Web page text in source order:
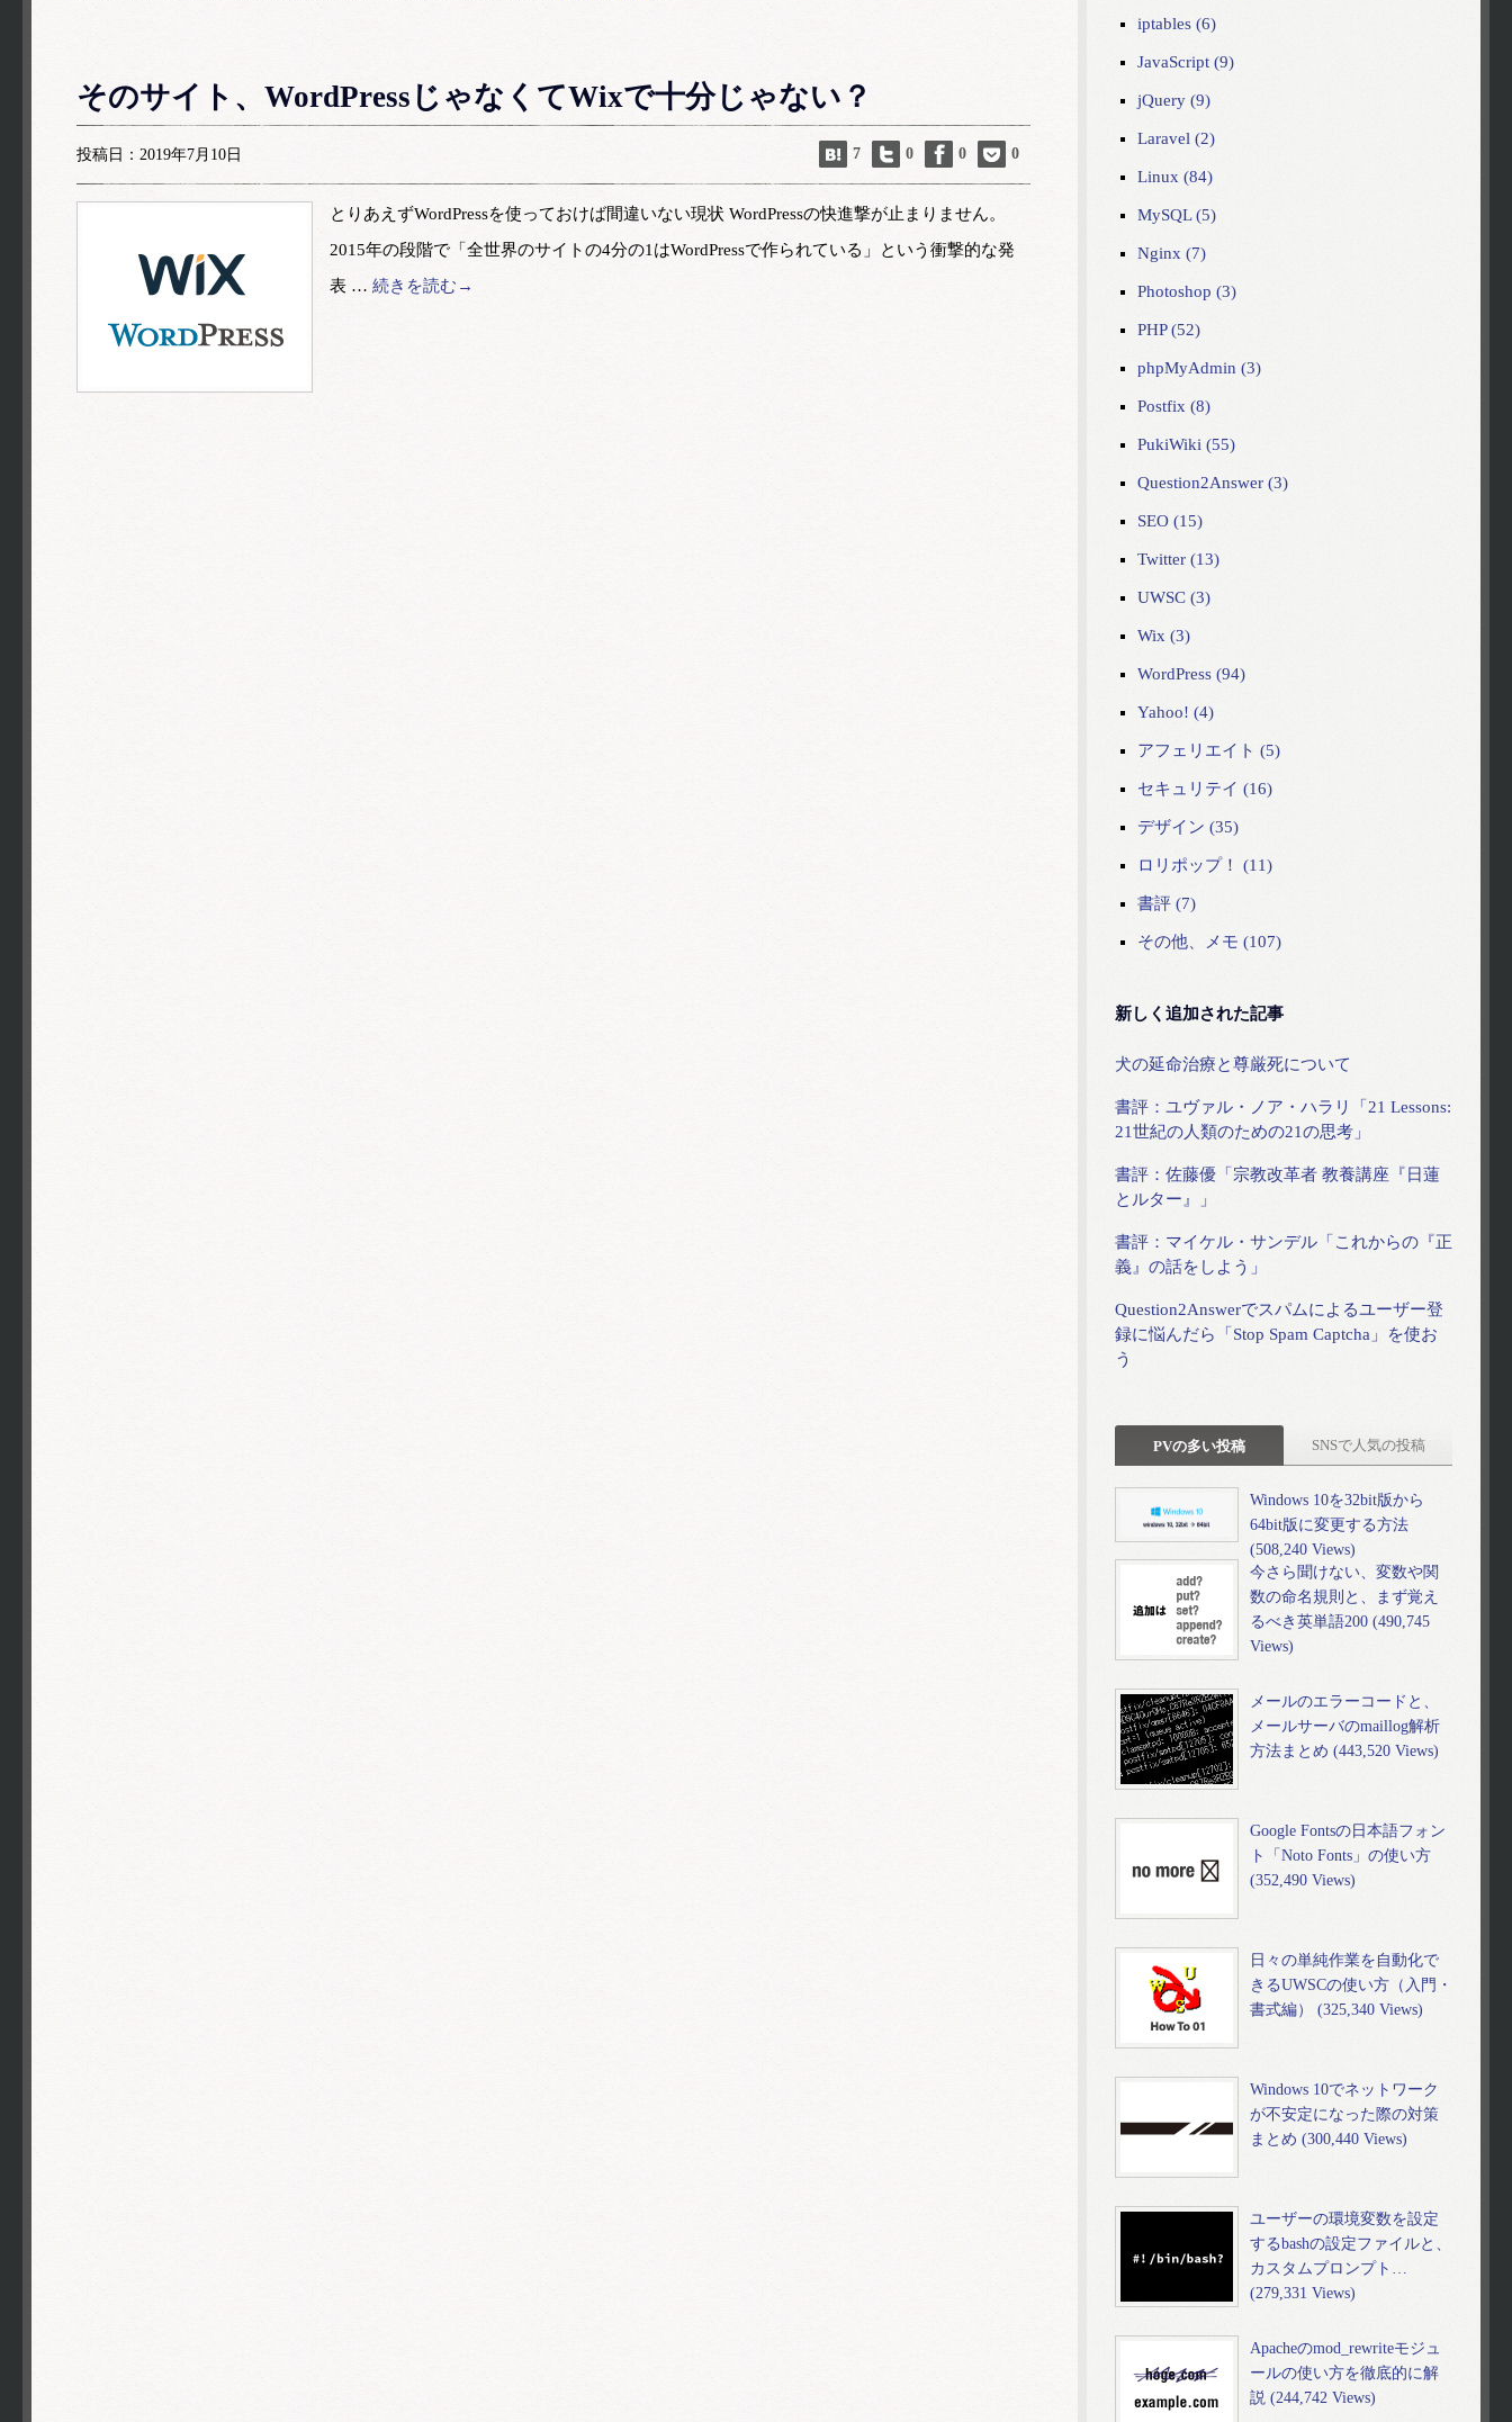
そのサイト、WordPressじゃなくてWixで十分じゃない？
投稿日：2019年7月10日 7 0 0 0
とりあえずWordPressを使っておけば間違いない現状 WordPressの快進撃が止まりません。
2015年の段階で「全世界のサイトの4分の1はWordPressで作られている」という衝撃的な発
表 … 続きを読む→
iptables (6)
JavaScript (9)
jQuery (9)
Laravel (2)
Linux (84)
MySQL (5)
Nginx (7)
Photoshop (3)
PHP (52)
phpMyAdmin (3)
Postfix (8)
PukiWiki (55)
Question2Answer (3)
SEO (15)
Twitter (13)
UWSC (3)
Wix (3)
WordPress (94)
Yahoo! (4)
アフェリエイト (5)
セキュリテイ (16)
デザイン (35)
ロリポップ！ (11)
書評 (7)
その他、メモ (107)
新しく追加された記事
犬の延命治療と尊厳死について
書評：ユヴァル・ノア・ハラリ「21 Lessons:
21世紀の人類のための21の思考」
書評：佐藤優「宗教改革者 教養講座『日蓮
とルター』」
書評：マイケル・サンデル「これからの『正
義』の話をしよう」
Question2Answerでスパムによるユーザー登
録に悩んだら「Stop Spam Captcha」を使お
う
PVの多い投稿 SNSで人気の投稿
Windows 10を32bit版から
64bit版に変更する方法
(508,240 Views)
今さら聞けない、変数や関
数の命名規則と、まず覚え
るべき英単語200 (490,745
Views)
メールのエラーコードと、
メールサーバのmaillog解析
方法まとめ (443,520 Views)
Google Fontsの日本語フォン
ト「Noto Fonts」の使い方
(352,490 Views)
日々の単純作業を自動化で
きるUWSCの使い方（入門・
書式編） (325,340 Views)
Windows 10でネットワーク
が不安定になった際の対策
まとめ (300,440 Views)
ユーザーの環境変数を設定
するbashの設定ファイルと、
カスタムプロンプト…
(279,331 Views)
Apacheのmod_rewriteモジュ
ールの使い方を徹底的に解
説 (244,742 Views)